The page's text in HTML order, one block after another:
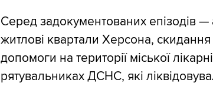
Серед задокументованих епізодів —
житлові квартали Херсона,
допомоги на території міської
рятувальниках ДСНС, які